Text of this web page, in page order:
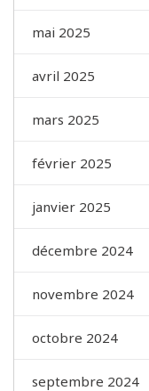
mai 2025
avril 2025
mars 2025
février 2025
janvier 2025
décembre 2024
novembre 2024
octobre 2024
septembre 2024